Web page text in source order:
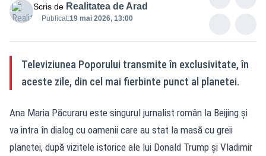
Scris de Realitatea de Arad
Publicat:19 mai 2026, 13:00
Televiziunea Poporului transmite în exclusivitate, în
aceste zile, din cel mai fierbinte punct al planetei.
Ana Maria Păcuraru este singurul jurnalist român la Beijing și
va intra în dialog cu oamenii care au stat la masă cu greii
planetei, după vizitele istorice ale lui Donald Trump și Vladimir